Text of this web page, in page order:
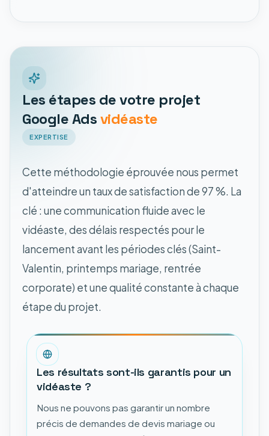
Les étapes de votre projet
Google Adsvidéaste
EXPERTISE
Cette méthodologie éprouvée nous permet
d'atteindre un taux de satisfaction de 97 %. La
clé : une communication fluide avec le
vidéaste, des délais respectés pour le
lancement avant les périodes clés (Saint-
Valentin, printemps mariage, rentrée
corporate) et une qualité constante à chaque
étape du projet.
Les résultats sont-ils garantis pour un
vidéaste ?
Nous ne pouvons pas garantir un nombre
précis de demandes de devis mariage ou